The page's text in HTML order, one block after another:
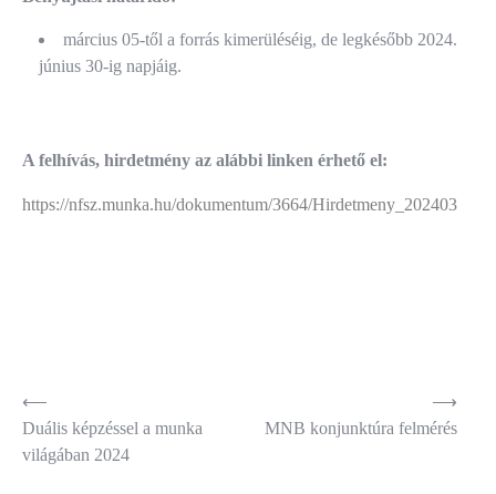
március 05-től a forrás kimerüléséig, de legkésőbb 2024.
június 30-ig napjáig.
A felhívás, hirdetmény az alábbi linken érhető el:
https://nfsz.munka.hu/dokumentum/3664/
Bejegyzés
navigáció
⟵
Duális képzéssel a munka
világában 2024
MNB konjunktúra felmérés
⟶